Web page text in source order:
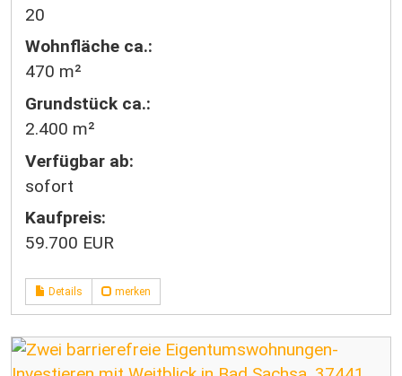
20
Wohnfläche ca.:
470 m²
Grund­stück ca.:
2.400 m²
Verfügbar ab:
sofort
Kaufpreis:
59.700 EUR
Details merken